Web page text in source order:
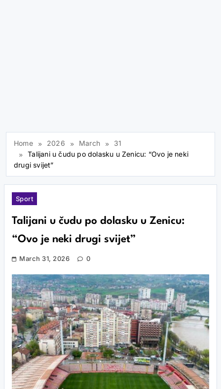
Home 2026 March
31
Talijani u čudu po dolasku u Zenicu: “Ovo je neki
drugi svijet”
Sport
Talijani u čudu po dolasku u Zenicu:
“Ovo je neki drugi svijet”
March 31, 2026 0